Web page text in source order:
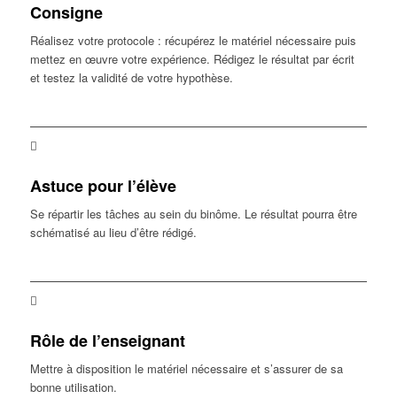
Consigne
Réalisez votre protocole : récupérez le matériel nécessaire puis
mettez en œuvre votre expérience. Rédigez le résultat par écrit
et testez la validité de votre hypothèse.
Astuce pour l’élève
Se répartir les tâches au sein du binôme. Le résultat pourra être
schématisé au lieu d’être rédigé.
Rôle de l’enseignant
Mettre à disposition le matériel nécessaire et s’assurer de sa
bonne utilisation.